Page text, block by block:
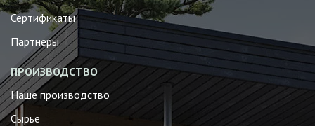
Сертификаты
Партнеры
ПРОИЗВОДСТВО
Наше производство
Сырье